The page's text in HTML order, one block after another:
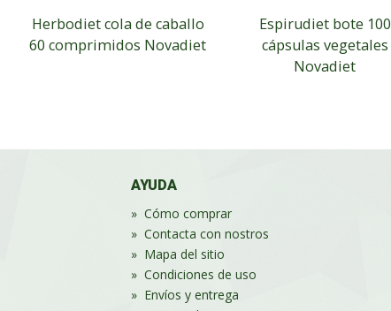
Herbodiet cola de caballo
60 comprimidos Novadiet
Espirudiet bote 100
cápsulas vegetales
Novadiet
AYUDA
» Cómo comprar
» Contacta con nostros
» Mapa del sitio
» Condiciones de uso
» Envíos y entrega